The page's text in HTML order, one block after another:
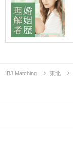
IBJ Matching 東北